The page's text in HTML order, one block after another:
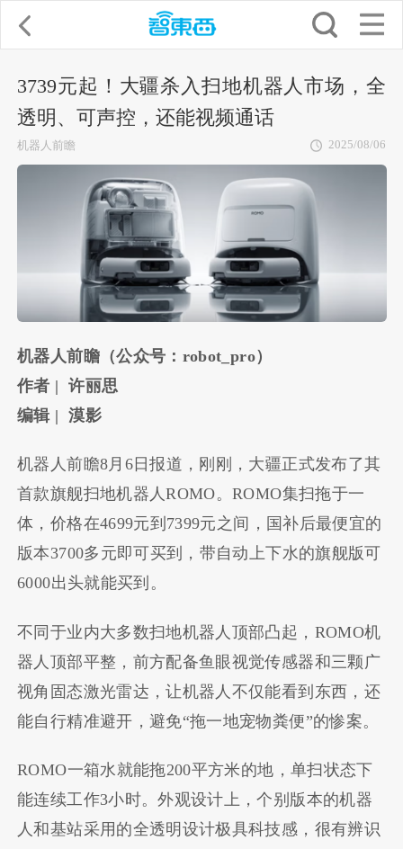
3739元起！大疆杀入扫地机器人市场，全
透明、可声控，还能视频通话
机器人前瞻 2025/08/06
机器人前瞻（公众号：robot_pro）
作者 | 许丽思
编辑 | 漠影
机器人前瞻8月6日报道，刚刚，大疆正式发布了其
首款旗舰扫地机器人ROMO。ROMO集扫拖于一
体，价格在4699元到7399元之间，国补后最便宜的
版本3700多元即可买到，带自动上下水的旗舰版可
6000出头就能买到。
不同于业内大多数扫地机器人顶部凸起，ROMO机
器人顶部平整，前方配备鱼眼视觉传感器和三颗广
视角固态激光雷达，让机器人不仅能看到东西，还
能自行精准避开，避免“拖一地宠物粪便”的惨案。
ROMO一箱水就能拖200平方米的地，单扫状态下
能连续工作3小时。外观设计上，个别版本的机器
人和基站采用的全透明设计极具科技感，很有辨识